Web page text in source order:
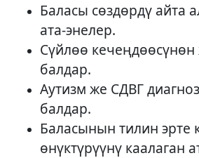
Баласы сөздөрдү айта
ата-энелер.
Сүйлөө
балдар.
Аутизм же СДВГ
балдар.
Баласынын тилин эрте
өнүктүрүүнү каалаган